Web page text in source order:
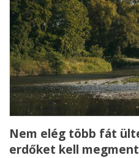
Nem elég több fát
erdőket kell